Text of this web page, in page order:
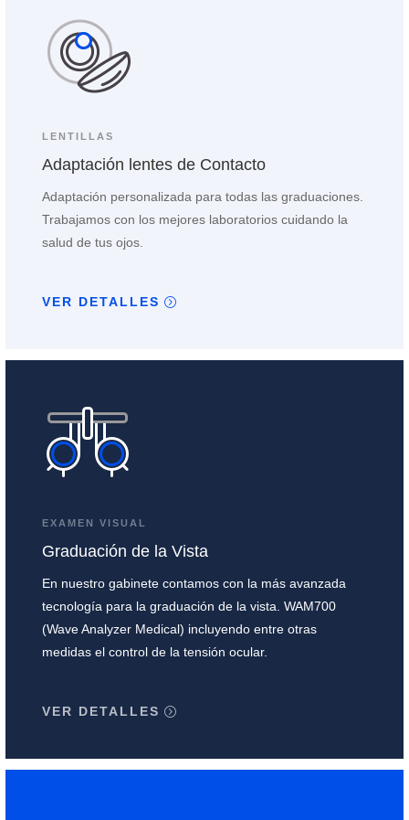
LENTILLAS
Adaptación lentes de Contacto
Adaptación personalizada para todas las graduaciones.
Trabajamos con los mejores laboratorios cuidando la
salud de tus ojos.
VER DETALLES
EXAMEN VISUAL
Graduación de la Vista
En nuestro gabinete contamos con la más avanzada
tecnología para la graduación de la vista. WAM700
(Wave Analyzer Medical) incluyendo entre otras
medidas el control de la tensión ocular.
VER DETALLES